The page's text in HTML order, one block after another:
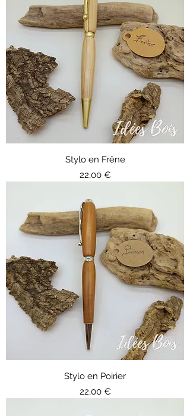
Stylo en Frêne
Prix
22,00 €
Stylo en Poirier
Prix
22,00 €